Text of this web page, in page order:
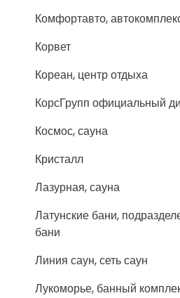
Комфортавто,
Корвет
Кореан, центр отдыха
КорсГрупп официальный
Космос, сауна
Кристалл
Лазурная, сауна
Латунские бани,
бани
Линия саун, сеть саун
Лукоморье, банный